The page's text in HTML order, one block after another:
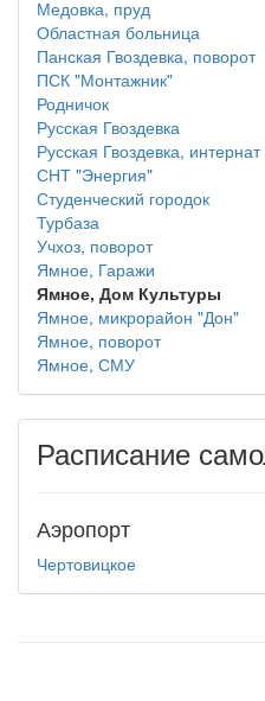
Медовка, пруд
Областная больница
Панская Гвоздевка, поворот
ПСК "Монтажник"
Родничок
Русская Гвоздевка
Русская Гвоздевка, интернат
СНТ "Энергия"
Студенческий городок
Турбаза
Учхоз, поворот
Ямное, Гаражи
Ямное, Дом Культуры
Ямное, микрорайон "Дон"
Ямное, поворот
Ямное, СМУ
Расписание
Аэропорт
Чертовицкое